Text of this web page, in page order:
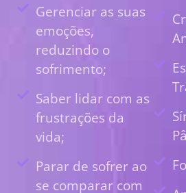
Gerenciar as suas
emoções,
reduzindo o
sofrimento;
Saber lidar com as
frustrações da
vida;
Parar de sofrer ao
se comparar com